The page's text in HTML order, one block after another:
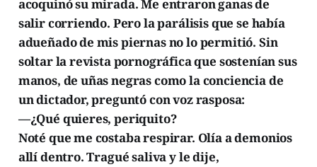
acoquinó su mirada. Me entraron ganas de
salir corriendo. Pero la parálisis que se había
adueñado de mis piernas no lo permitió. Sin
soltar la revista pornográfica que sostenían sus
manos, de uñas negras como la conciencia de
un dictador, preguntó con voz rasposa:
—¿Qué quieres, periquito?
Noté que me costaba respirar. Olía a demonios
allí dentro. Tragué saliva y le dije,